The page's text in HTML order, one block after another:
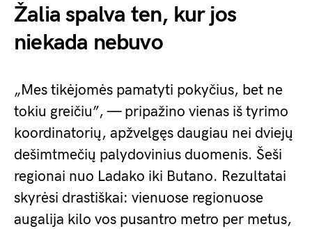
Žalia spalva ten, kur jos
niekada nebuvo
„Mes tikėjomės pamatyti pokyčius, bet ne
tokiu greičiu”, — pripažino vienas iš tyrimo
koordinatorių, apžvelgęs daugiau nei dviejų
dešimtmečių palydovinius duomenis. Šeši
regionai nuo Ladako iki Butano. Rezultatai
skyrėsi drastiškai: vienuose regionuose
augalija kilo vos pusantro metro per metus,